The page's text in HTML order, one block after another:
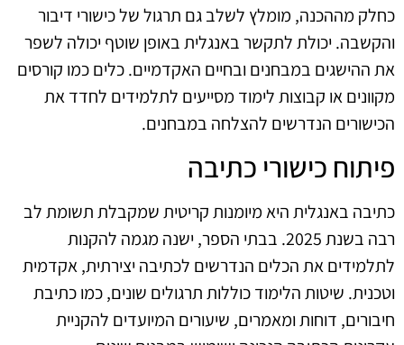
כחלק מההכנה, מומלץ לשלב גם תרגול של כישורי דיבור
והקשבה. יכולת לתקשר באנגלית באופן שוטף יכולה לשפר
את ההישגים במבחנים ובחיים האקדמיים. כלים כמו קורסים
מקוונים או קבוצות לימוד מסייעים לתלמידים לחדד את
הכישורים הנדרשים להצלחה במבחנים.
פיתוח כישורי כתיבה
כתיבה באנגלית היא מיומנות קריטית שמקבלת תשומת לב
רבה בשנת 2025. בבתי הספר, ישנה מגמה להקנות
לתלמידים את הכלים הנדרשים לכתיבה יצירתית, אקדמית
וטכנית. שיטות הלימוד כוללות תרגולים שונים, כמו כתיבת
חיבורים, דוחות ומאמרים, שיעורים המיועדים להקניית